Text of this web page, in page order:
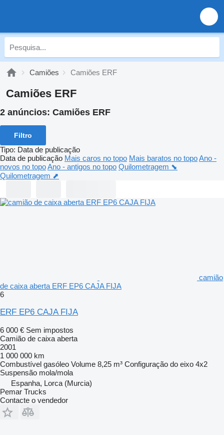
Camiões Camiões ERF
Camiões ERF
2 anúncios: Camiões ERF
Filtro
Tipo: Data de publicação
Data de publicação Mais caros no topo Mais baratos no topoAno -
novos no topoAno - antigos no topo Quilometragem ⬊
Quilometragem ⬈
camião
de caixa aberta ERF EP6 CAJA FIJA
6
ERF EP6 CAJA FIJA
6 000 € Sem impostos
Camião de caixa aberta
2001
1 000 000 km
Combustível gasóleo Volume 8,25 m³ Configuração do eixo 4x2
Suspensão mola/mola
Espanha, Lorca (Murcia)
Pemar Trucks
Contacte o vendedor